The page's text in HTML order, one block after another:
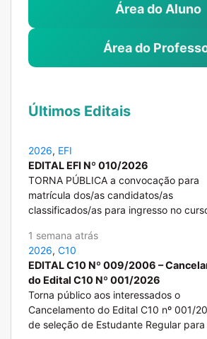
Área do Aluno
Área do
Últimos Editais
2026, EFI
EDITAL EFI Nº 010/2026
TORNA PÚBLICA a convocação para
matrícula dos/as candidatos/as
classificados/as para ingresso no
a ter início agosto de 2026. A relação
candidatos/as selecionados/as, cujas
inscrições foram abertas por meio do
EFI nº 001/2026, apresenta-se em
alfabética por polo.
1 semana atrás
2026, C10
EDITAL C10 Nº 009/2006 –
do Edital C10 Nº 001/2026
Torna público aos interessados o
Cancelamento do Edital C10 nº 001/
de seleção de Estudante Regular para